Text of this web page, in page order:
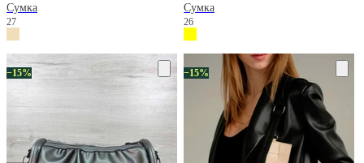
Сумка
27
Сумка
26
−15% −15%